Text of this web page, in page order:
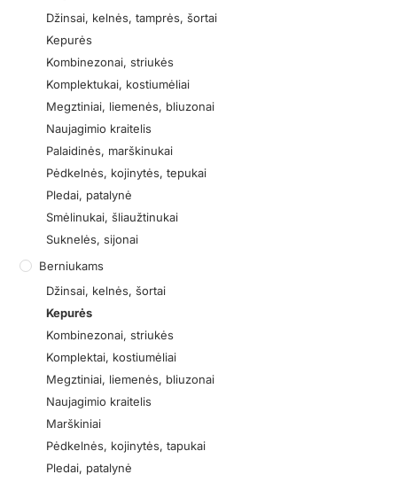
Džinsai, kelnės, tamprės, šortai
Kepurės
Kombinezonai, striukės
Komplektukai, kostiumėliai
Megztiniai, liemenės, bliuzonai
Naujagimio kraitelis
Palaidinės, marškinukai
Pėdkelnės, kojinytės, tepukai
Pledai, patalynė
Smėlinukai, šliaužtinukai
Suknelės, sijonai
Berniukams
Džinsai, kelnės, šortai
Kepurės
Kombinezonai, striukės
Komplektai, kostiumėliai
Megztiniai, liemenės, bliuzonai
Naujagimio kraitelis
Marškiniai
Pėdkelnės, kojinytės, tapukai
Pledai, patalynė